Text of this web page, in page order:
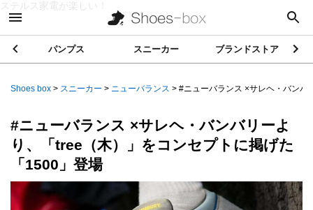
ステルス家電が楽しい！
パンプス スニーカー ブランドストア
Shoes box > スニーカー > ニューバランス > #ニューバランス ×サレヘ・バンバ
#ニューバランス ×サレヘ・バンバリーよ
り、「tree（木）」をコンセプトに掲げた
「1500」登場